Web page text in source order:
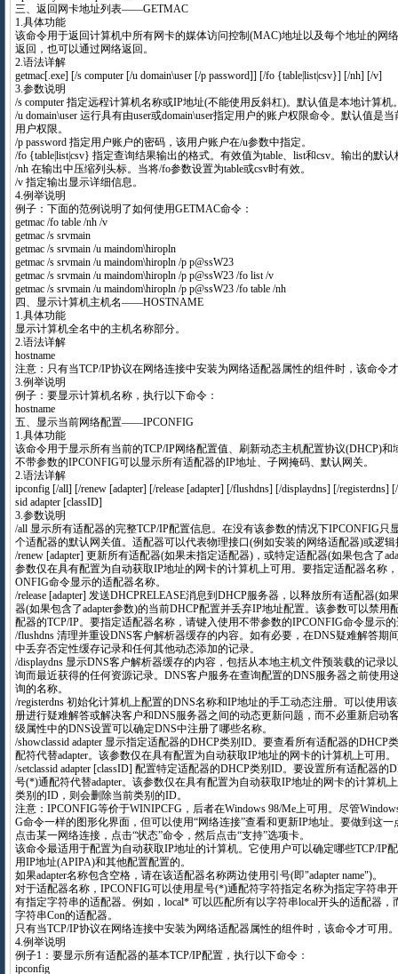
三、返回网卡地址列表——GETMAC
1.具体功能
该命令用于返回计算机中所有网卡的媒体访问控制(MAC)地址以及每个地址的网
返回，也可以通过网络返回。
2.语法详解
getmac[.exe] [/s computer [/u domain\user [/p password]] [/fo {table|list|csv}] [/nh] [/v]
3.参数说明
/s computer 指定远程计算机名称或IP地址(不能使用反斜杠)。默认值是本地计算机
/u domain\user 运行具有由user或domain\user指定用户的账户权限命令。默认值是
用户权限。
/p password 指定用户账户的密码，该用户账户在/u参数中指定。
/fo {table|list|csv} 指定查询结果输出的格式。有效值为table、list和csv。输出的默认
/nh 在输出中压缩列头标。当将/fo参数设置为table或csv时有效。
/v 指定输出显示详细信息。
4.例举说明
例子：下面的范例说明了如何使用GETMAC命令：
getmac /fo table /nh /v
getmac /s srvmain
getmac /s srvmain /u maindom\hiropln
getmac /s srvmain /u maindom\hiropln /p p@ssW23
getmac /s srvmain /u maindom\hiropln /p p@ssW23 /fo list /v
getmac /s srvmain /u maindom\hiropln /p p@ssW23 /fo table /nh
四、显示计算机主机名——HOSTNAME
1.具体功能
显示计算机全名中的主机名称部分。
2.语法详解
hostname
注意：只有当TCP/IP协议在网络连接中安装为网络适配器属性的组件时，该命令
3.例举说明
例子：要显示计算机名称，执行以下命令：
hostname
五、显示当前网络配置——IPCONFIG
1.具体功能
该命令用于显示所有当前的TCP/IP网络配置值、刷新动态主机配置协议(DHCP)和
不带参数的IPCONFIG可以显示所有适配器的IP地址、子网掩码、默认网关。
2.语法详解
ipconfig [/all] [/renew [adapter] [/release [adapter] [/flushdns] [/displaydns] [/registerdns]
sid adapter [classID]
3.参数说明
/all 显示所有适配器的完整TCP/IP配置信息。在没有该参数的情况下IPCONFIG只
个适配器的默认网关值。适配器可以代表物理接口(例如安装的网络适配器)或逻
/renew [adapter] 更新所有适配器(如果未指定适配器)，或特定适配器(如果包含了
参数仅在具有配置为自动获取IP地址的网卡的计算机上可用。要指定适配器名称
ONFIG命令显示的适配器名称。
/release [adapter] 发送DHCPRELEASE消息到DHCP服务器，以释放所有适配器(
器(如果包含了adapter参数)的当前DHCP配置并丢弃IP地址配置。该参数可以禁用
配器的TCP/IP。要指定适配器名称，请键入使用不带参数的IPCONFIG命令显示
/flushdns 清理并重设DNS客户解析器缓存的内容。如有必要，在DNS疑难解答期
中丢弃否定性缓存记录和任何其他动态添加的记录。
/displaydns 显示DNS客户解析器缓存的内容，包括从本地主机文件预装载的记录
询而最近获得的任何资源记录。DNS客户服务在查询配置的DNS服务器之前使用
询的名称。
/registerdns 初始化计算机上配置的DNS名称和IP地址的手工动态注册。可以使用
册进行疑难解答或解决客户和DNS服务器之间的动态更新问题，而不必重新启动
级属性中的DNS设置可以确定DNS中注册了哪些名称。
/showclassid adapter 显示指定适配器的DHCP类别ID。要查看所有适配器的DHCP
配符代替adapter。该参数仅在具有配置为自动获取IP地址的网卡的计算机上可用。
/setclassid adapter [classID] 配置特定适配器的DHCP类别ID。要设置所有适配器的
号(*)通配符代替adapter。该参数仅在具有配置为自动获取IP地址的网卡的计算机
类别的ID，则会删除当前类别的ID。
注意：IPCONFIG等价于WINIPCFG，后者在Windows 98/Me上可用。尽管
G命令一样的图形化界面，但可以使用“网络连接”查看和更新IP地址。要做到这
点击某一网络连接，点击“状态”命令，然后点击“支持”选项卡。
该命令最适用于配置为自动获取IP地址的计算机。它使用户可以确定哪些TCP/IP
用IP地址(APIPA)和其他配置配置的。
如果adapter名称包含空格，请在该适配器名称两边使用引号(即"adapter name")。
对于适配器名称，IPCONFIG可以使用星号(*)通配符字符指定名称为指定字符串
有指定字符串的适配器。例如，local* 可以匹配所有以字符串local开头的适配器
字符串Con的适配器。
只有当TCP/IP协议在网络连接中安装为网络适配器属性的组件时，该命令才可用。
4.例举说明
例子1：要显示所有适配器的基本TCP/IP配置，执行以下命令：
ipconfig